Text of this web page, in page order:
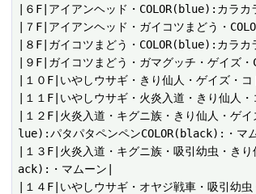
|６F|アイアンヘッド・COLOR(blue):カラ
|７F|アイアンヘッド・ガイコツまどう・
|８F|ガイコツまどう・COLOR(blue):カラ
|９F|ガイコツまどう・ガマグッチ・ゲイズ
|１０F|いやしウサギ・きり仙人・ゲイズ・
|１１F|いやしウサギ・火炎入道・きり仙人
|１２F|火炎入道・キグニ族・きり仙人・ゲ
lue):パタパタペンペンCOLOR(black):・マ
|１３F|火炎入道・キグニ族・吸引幼虫・き
ack):・マムーン|
|１４F|いやしウサギ・オヤジ戦車・吸引幼